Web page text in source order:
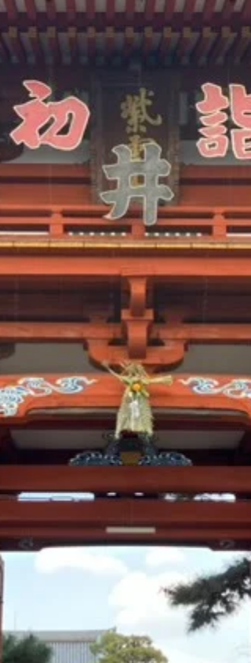
さて、本日はＺｏｏｍからプロに学ぶ スペシ
ルプログラムをご案内♪ / / _ / _ / _ / _ / _ / _ / _
_ / _ / _ / _ / _ / _ / _ / 日時：令和８年２月１４
（土） １３時Ｓｔａｒｔ タイトル：映像編集
基本の「キ」 -基本技術と思考法- 講師：大庭
皓平 先生 / / _ / _ / _ / _ / _ / _ / _ / _ / _ / _ / _ /
_ / _ / _ 今はＳＮＳも動画の時代ですよね いつ
も何気なく見ている映像の裏側 編集の基本や
え方について この機会に、プロフェッショナ
に学びましょう(^O^) 気になる方は是非お問合
せください！！ サンク藤井寺では、 体力アッ
プのプログラムやアンガーマネジメント ビジ
スマナー、社会人ルール など 就職に